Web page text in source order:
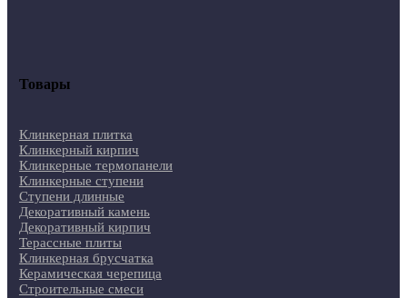
Товары
Клинкерная плитка
Клинкерный кирпич
Клинкерные термопанели
Клинкерные ступени
Ступени длинные
Декоративный камень
Декоративный кирпич
Терассные плиты
Клинкерная брусчатка
Керамическая черепица
Строительные смеси